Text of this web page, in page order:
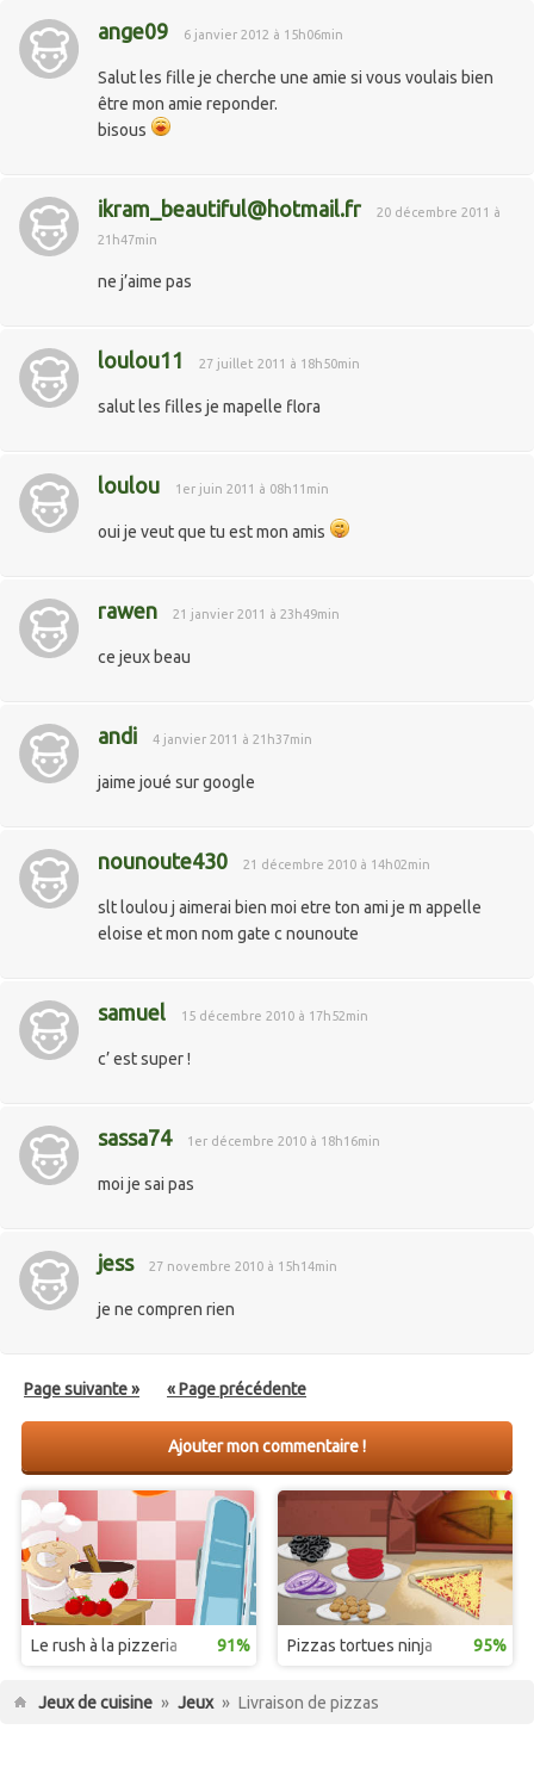
ange09 6 janvier 2012 à 15h06min
Salut les fille je cherche une amie si vous voulais bien
être mon amie reponder.
bisous
ikram_beautiful@hotmail.fr
20 décembre 2011 à
21h47min
ne j’aime pas
loulou11 27 juillet 2011 à 18h50min
salut les filles je mapelle flora
loulou 1er juin 2011 à 08h11min
oui je veut que tu est mon amis
rawen 21 janvier 2011 à 23h49min
ce jeux beau
andi 4 janvier 2011 à 21h37min
jaime joué sur google
nounoute430 21 décembre 2010 à 14h02min
slt loulou j aimerai bien moi etre ton ami je m appelle
eloise et mon nom gate c nounoute
samuel 15 décembre 2010 à 17h52min
c’ est super !
sassa74 1er décembre 2010 à 18h16min
moi je sai pas
jess 27 novembre 2010 à 15h14min
je ne compren rien
Page suivante » « Page précédente
Ajouter mon commentaire !
Le rush à la pizzeria 91% Pizzas tortues ninja 95%
Jeux de cuisine » Jeux » Livraison de pizzas